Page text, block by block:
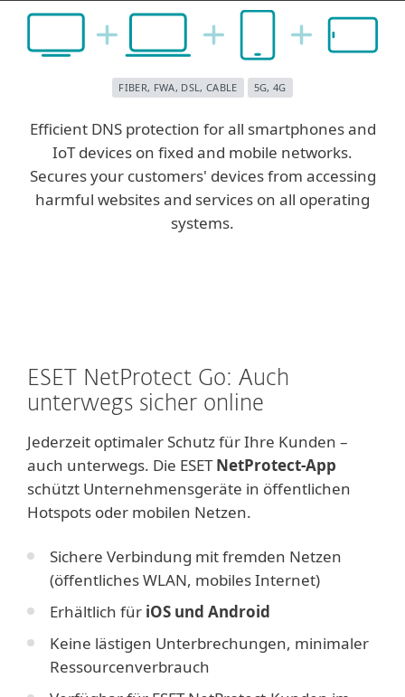
FIBER, FWA, DSL, CABLE 5G, 4G
Efficient DNS protection for all smartphones and
IoT devices on fixed and mobile networks.
Secures your customers' devices from accessing
harmful websites and services on all operating
systems.
ESET NetProtect Go: Auch
unterwegs sicher online
Jederzeit optimaler Schutz für Ihre Kunden –
auch unterwegs. Die ESETNetProtect-App
schützt Unternehmensgeräte in öffentlichen
Hotspots oder mobilen Netzen.
Sichere Verbindung mit fremden Netzen
(öffentliches WLAN, mobiles Internet)
Erhältlich für iOS und Android
Keine lästigen Unterbrechungen, minimaler
Ressourcenverbrauch